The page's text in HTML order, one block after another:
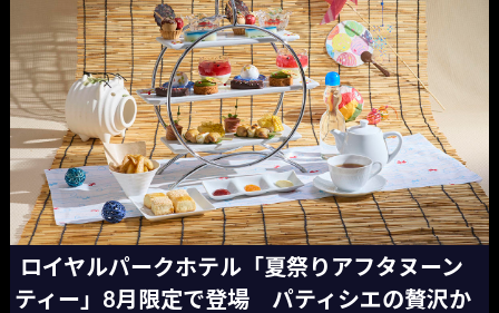
ロイヤルパークホテル「夏祭りアフタヌーン
ティー」8月限定で登場 パティシエの贅沢か